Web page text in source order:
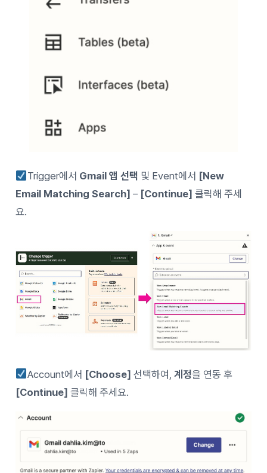
Trigger에서 Gmail 앱 선택 및 Event에서 [New
Email Matching Search] – [Continue] 클릭해 주세
요.
Account에서 [Choose] 선택하여, 계정을 연동 후
[Continue] 클릭해 주세요.